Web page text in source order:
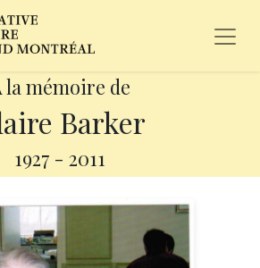
la mémoire de
Barker
1927 - 2011